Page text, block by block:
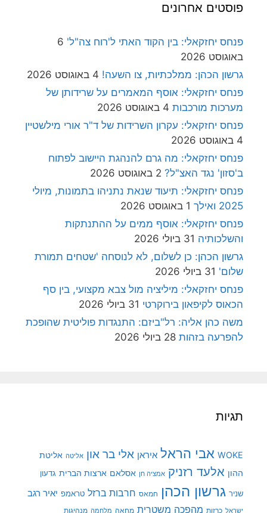
פוסטים אחרונים
פנחס יחזקאלי: בין הקוד האתי ל'רוח צה"ל' 6
באוגוסט 2026
גרשון הכהן: ממלכתיות, צו השעה! 4 באוגוסט 2026
פנחס יחזקאלי: אוסף המאמרים על שרידותן של
מערכות מורכבות 4 באוגוסט 2026
פנחס יחזקאלי: עקרון השרידות של ד"ר אורי מילשטיין
4 באוגוסט 2026
פנחס יחזקאלי: מה גרם להנהגת היישוב לפתוח
ב'סזון' נגד האצ"ל? 2 באוגוסט 2026
פנחס יחזקאלי: תיעוד שנאת נתניהו בתמונות, מיולי
2025 ואילך
1 באוגוסט 2026
פנחס יחזקאלי: אוסף ממים על ההתנתקות
והשלכותיה 31 ביולי 2026
גרשון הכהן: כן לשלום, לא לנוסחה 'שטחים תמורת
שלום' 31 ביולי 2026
פנחס יחזקאלי: מיליציה מול צבא מקצועי, בין סף
הכאוס לקיפאון בירוקרטי 31 ביולי 2026
משה כהן אליה: רל"ביזם: התנגדות פוליטית שהופכת
להפרעה בזהות 28 ביולי 2026
תגיות
WOKE אבי הראל איראן אלי בר און אליטה אליטת
ההון אלעד רזניק אמציה חן אסלאם ארצות הברית גדעון
שניר גרשון הכהן חמאס חרבות ברזל טראמפ יאיר רגב
ישראל כרזות מהפכה משטרית מחאה מלחמה מנהיגות